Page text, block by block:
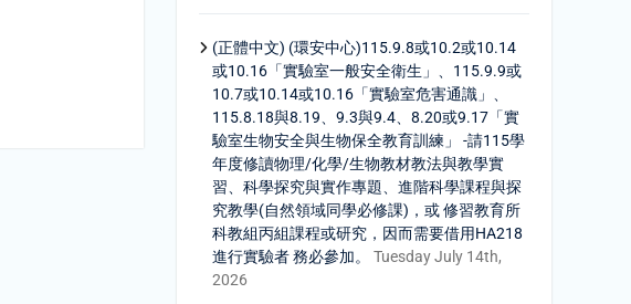
(正體中文) (環安中心)115.9.8或10.2或10.14
或10.16「實驗室一般安全衛生」、115.9.9或
10.7或10.14或10.16「實驗室危害通識」、
115.8.18與8.19、9.3與9.4、8.20或9.17「實
驗室生物安全與生物保全教育訓練」 -請115學
年度修讀物理/化學/生物教材教法與教學實
習、科學探究與實作專題、進階科學課程與探
究教學(自然領域同學必修課)，或 修習教育所
科教組丙組課程或研究，因而需要借用HA218
進行實驗者 務必參加。
Tuesday July 14th,
2026